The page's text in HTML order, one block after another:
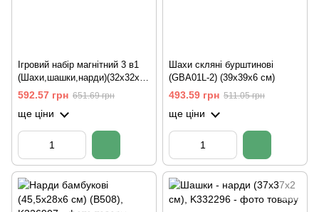
Ігровий набір магнітний 3 в1
(Шахи,шашки,нарди)(32х32х2
см)(4850)
592.57 грн 651.69 грн
ще ціни
Шахи скляні бурштинові
(GBA01L-2) (39х39х6 см)
493.59 грн 511.05 грн
ще ціни